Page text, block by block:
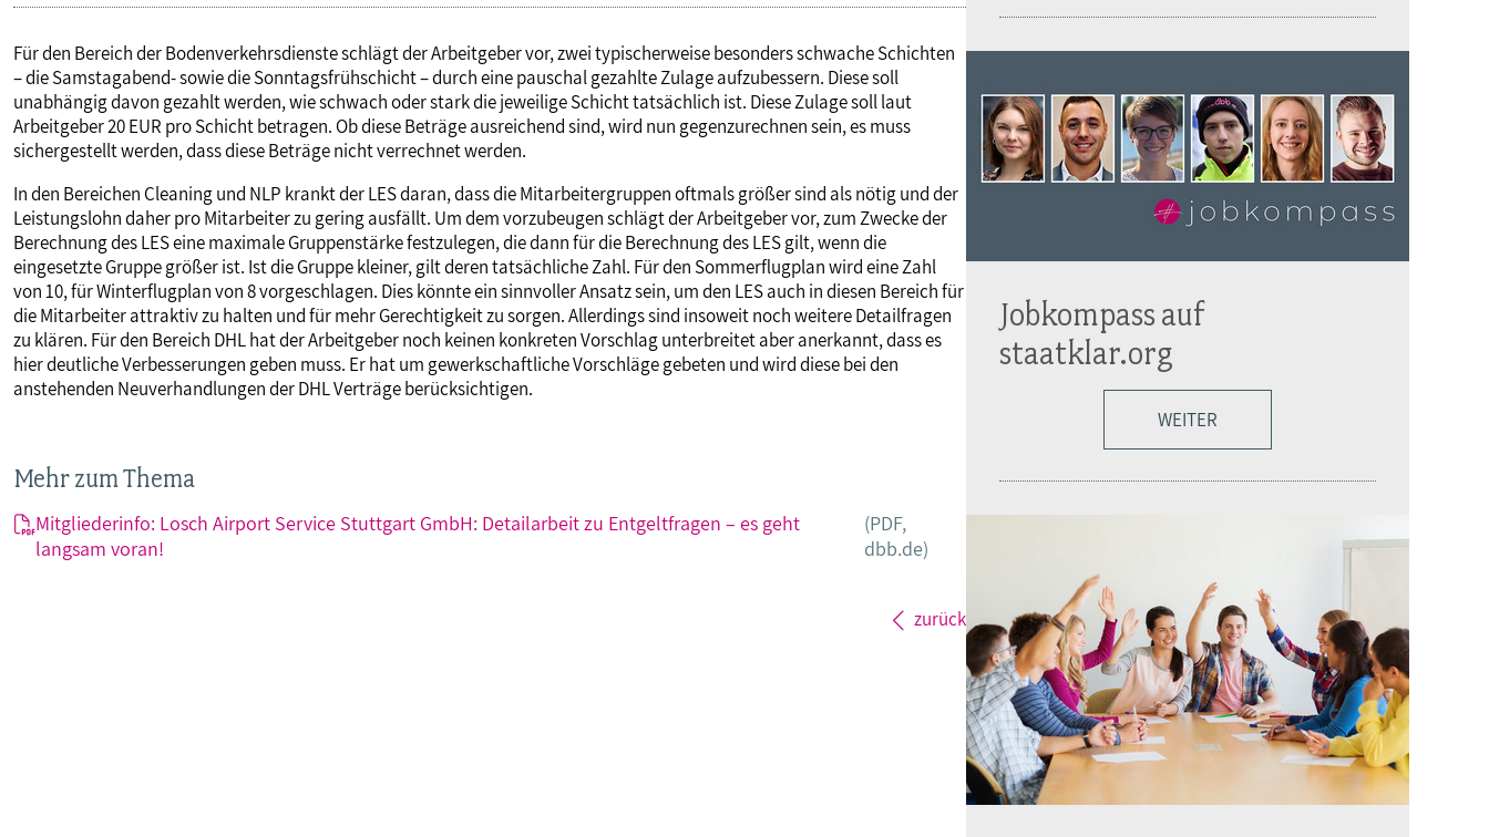
Für den Bereich der Bodenverkehrsdienste schlägt der Arbeitgeber vor, zwei typischerweise besonders schwache Schichten
– die Samstagabend- sowie die Sonntagsfrühschicht – durch eine pauschal gezahlte Zulage aufzubessern. Diese soll
unabhängig davon gezahlt werden, wie schwach oder stark die jeweilige Schicht tatsächlich ist. Diese Zulage soll laut
Arbeitgeber 20 EUR pro Schicht betragen. Ob diese Beträge ausreichend sind, wird nun gegenzurechnen sein, es muss
sichergestellt werden, dass diese Beträge nicht verrechnet werden.
In den Bereichen Cleaning und NLP krankt der LES daran, dass die Mitarbeitergruppen oftmals größer sind als nötig und der
Leistungslohn daher pro Mitarbeiter zu gering ausfällt. Um dem vorzubeugen schlägt der Arbeitgeber vor, zum Zwecke der
Berechnung des LES eine maximale Gruppenstärke festzulegen, die dann für die Berechnung des LES gilt, wenn die
eingesetzte Gruppe größer ist. Ist die Gruppe kleiner, gilt deren tatsächliche Zahl. Für den Sommerflugplan wird eine Zahl
von 10, für Winterflugplan von 8 vorgeschlagen. Dies könnte ein sinnvoller Ansatz sein, um den LES auch in diesen Bereich für
die Mitarbeiter attraktiv zu halten und für mehr Gerechtigkeit zu sorgen. Allerdings sind insoweit noch weitere Detailfragen
zu klären. Für den Bereich DHL hat der Arbeitgeber noch keinen konkreten Vorschlag unterbreitet aber anerkannt, dass es
hier deutliche Verbesserungen geben muss. Er hat um gewerkschaftliche Vorschläge gebeten und wird diese bei den
anstehenden Neuverhandlungen der DHL Verträge berücksichtigen.
Mehr zum Thema
Mitgliederinfo: Losch Airport Service Stuttgart GmbH: Detailarbeit zu Entgeltfragen – es geht
langsam voran!
(PDF,
dbb.de)
zurück
Jobkompass auf
staatklar.org
WEITER